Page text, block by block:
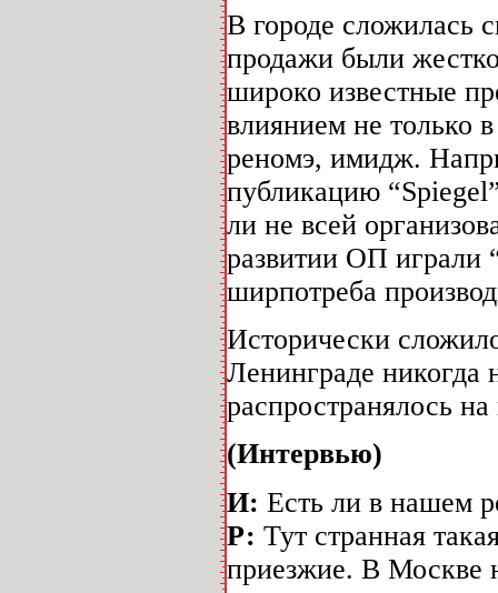
В городе сложилась
продажи были
широко известные
влиянием не только
реномэ, имидж.
публикацию
ли не всей
развитии ОП играли
ширпотреба
Исторически
Ленинграде
распространялось
(Интервью)
И: Есть ли в нашем
Р: Тут странная
приезжие. В Москве